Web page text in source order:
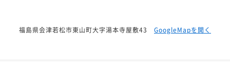
福島県会津若松市東山町大字湯本寺屋敷43 GoogleMapを開く